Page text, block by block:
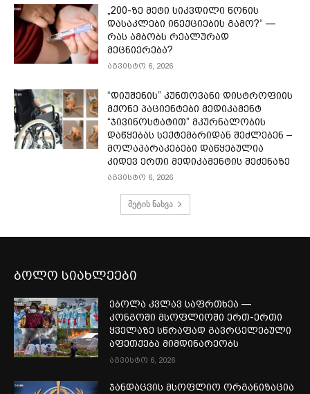
„200-ზე მეტი სიკვდილი წონის
დასაკლები ინექციების გამო?“ —
რას ამბობს რეალურად
მეცნიერება?
აგვისტო 6, 2026
“დიუშენის” კუნთოვანი დისტროფიის
მქონე პაციენტები მედიკამენტ
“ჯივინოსტატით” მკურნალობის
დაწყებას სექტემბრიდან შეძლებენ –
მოლაპარაკებები დაწყებულია
კიდევ ერთი მედიკამენტის შეძენაზე
აგვისტო 6, 2026
მეტის ნახვა
ბოლო სიახლეები
ებოლა კვლავ საფრთხეა —
კონგოში მსოფლიოში ერთ-ერთი
ყველაზე სწრაფად გავრცელებული
აფეთქება მიმდინარეობს
აგვისტო 6, 2026
ჯანდაცვის მსოფლიო ორგანიზაცია